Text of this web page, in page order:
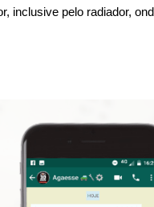
inclusive pelo radiador,